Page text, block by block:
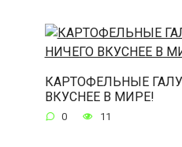
КАРТОФЕЛЬНЫЕ
ВКУСНЕЕ В МИРЕ!
0 11